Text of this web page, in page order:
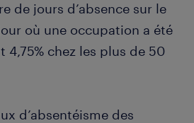
de jours d’absence sur le
où une occupation a été
4,75% chez les plus de 50
d’absentéisme des